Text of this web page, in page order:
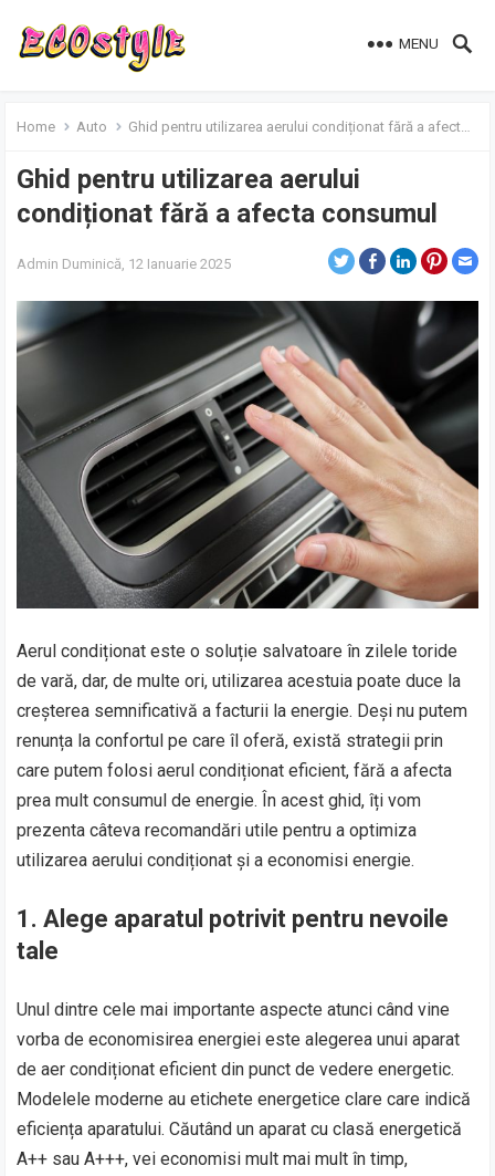
MENU
Home Auto Ghid pentru utilizarea aerului condiționat fără a afecta consumul
Ghid pentru utilizarea aerului
condiționat fără a afecta consumul
Admin Duminică, 12 Ianuarie 2025
Aerul condiționat este o soluție salvatoare în zilele toride
de vară, dar, de multe ori, utilizarea acestuia poate duce la
creșterea semnificativă a facturii la energie. Deși nu putem
renunța la confortul pe care îl oferă, există strategii prin
care putem folosi aerul condiționat eficient, fără a afecta
prea mult consumul de energie. În acest ghid, îți vom
prezenta câteva recomandări utile pentru a optimiza
utilizarea aerului condiționat și a economisi energie.
1.Alege aparatul potrivit pentru nevoile
tale
Unul dintre cele mai importante aspecte atunci când vine
vorba de economisirea energiei este alegerea unui aparat
de aer condiționat eficient din punct de vedere energetic.
Modelele moderne au etichete energetice clare care indică
eficiența aparatului. Căutând un aparat cu clasă energetică
A++ sau A+++, vei economisi mult mai mult în timp,